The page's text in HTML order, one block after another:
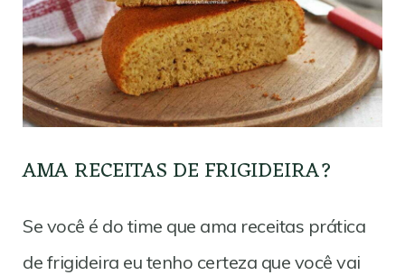
AMA RECEITAS DE FRIGIDEIRA?
Se você é do time que ama receitas prática
de frigideira eu tenho certeza que você vai